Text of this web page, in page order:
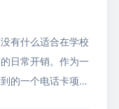
有什么适合在学校
日常开销。作为一
的一个电话卡项